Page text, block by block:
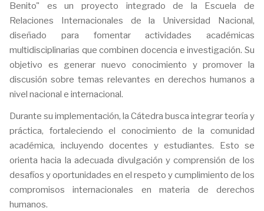
Benito" es un proyecto integrado de la Escuela de
Relaciones Internacionales de la Universidad Nacional,
diseñado para fomentar actividades académicas
multidisciplinarias que combinen docencia e investigación. Su
objetivo es generar nuevo conocimiento y promover la
discusión sobre temas relevantes en derechos humanos a
nivel nacional e internacional.
Durante su implementación, la Cátedra busca integrar teoría y
práctica, fortaleciendo el conocimiento de la comunidad
académica, incluyendo docentes y estudiantes. Esto se
orienta hacia la adecuada divulgación y comprensión de los
desafíos y oportunidades en el respeto y cumplimiento de los
compromisos internacionales en materia de derechos
humanos.